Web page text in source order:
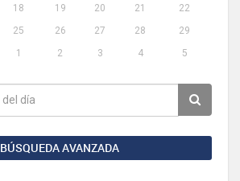
18 19 20 21
22
25 26 27 28
29
1 2 3 4 5
BÚSQUEDA AVANZADA